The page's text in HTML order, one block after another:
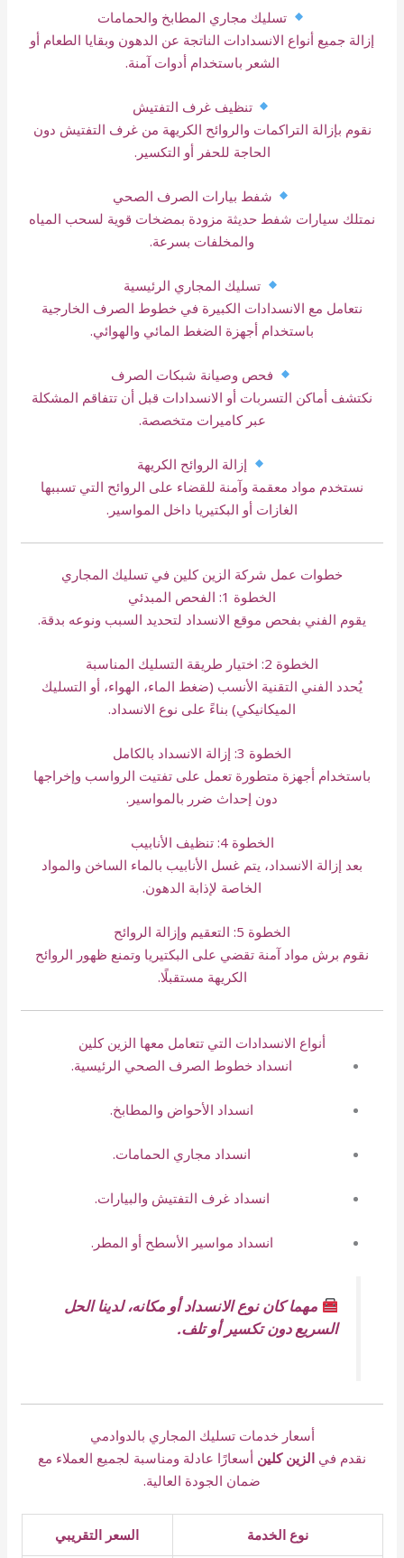
تسليك مجاري المطابخ والحمامات
إزالة جميع أنواع الانسدادات الناتجة عن الدهون وبقايا الطعام أو
الشعر باستخدام أدوات آمنة.
تنظيف غرف التفتيش
نقوم بإزالة التراكمات والروائح الكريهة من غرف التفتيش دون
الحاجة للحفر أو التكسير.
شفط بيارات الصرف الصحي
نمتلك سيارات شفط حديثة مزودة بمضخات قوية لسحب المياه
والمخلفات بسرعة.
تسليك المجاري الرئيسية
نتعامل مع الانسدادات الكبيرة في خطوط الصرف الخارجية
باستخدام أجهزة الضغط المائي والهوائي.
فحص وصيانة شبكات الصرف
نكتشف أماكن التسربات أو الانسدادات قبل أن تتفاقم المشكلة
عبر كاميرات متخصصة.
إزالة الروائح الكريهة
نستخدم مواد معقمة وآمنة للقضاء على الروائح التي تسببها
الغازات أو البكتيريا داخل المواسير.
خطوات عمل شركة الزين كلين في تسليك المجاري
الخطوة 1: الفحص المبدئي
يقوم الفني بفحص موقع الانسداد لتحديد السبب ونوعه بدقة.
الخطوة 2: اختيار طريقة التسليك المناسبة
يُحدد الفني التقنية الأنسب (ضغط الماء، الهواء، أو التسليك
الميكانيكي) بناءً على نوع الانسداد.
الخطوة 3: إزالة الانسداد بالكامل
باستخدام أجهزة متطورة تعمل على تفتيت الرواسب وإخراجها
دون إحداث ضرر بالمواسير.
الخطوة 4: تنظيف الأنابيب
بعد إزالة الانسداد، يتم غسل الأنابيب بالماء الساخن والمواد
الخاصة لإذابة الدهون.
الخطوة 5: التعقيم وإزالة الروائح
نقوم برش مواد آمنة تقضي على البكتيريا وتمنع ظهور الروائح
الكريهة مستقبلًا.
أنواع الانسدادات التي تتعامل معها الزين كلين
انسداد خطوط الصرف الصحي الرئيسية.
انسداد الأحواض والمطابخ.
انسداد مجاري الحمامات.
انسداد غرف التفتيش والبيارات.
انسداد مواسير الأسطح أو المطر.
مهما كان نوع الانسداد أو مكانه، لدينا الحل
السريع دون تكسير أو تلف.
أسعار خدمات تسليك المجاري بالدوادمي
نقدم في الزين كلين أسعارًا عادلة ومناسبة لجميع العملاء مع
ضمان الجودة العالية.
نوع الخدمة السعر التقريبي